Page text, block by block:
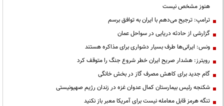
هنوز مشخص نیست
ترامپ: ترجیح می‌دهم با ایران به توافق برسم
گزارشی از حادثه دریایی در سواحل عمان
ونس: ایرانی‌ها طرف بسیار دشواری برای مذاکره هستند
رویترز: هشدار صریح ایران خطر شروع جنگ را متوقف کرد
گام جدید برای کاهش مصرف گاز در بخش خانگی
شکنجه رئیس بیمارستان کمال عدوان غزه در زندان رژیم صهیونیستی
تنگه هرمز قابل معامله نیست برای آمریکا معبر باز نکنید